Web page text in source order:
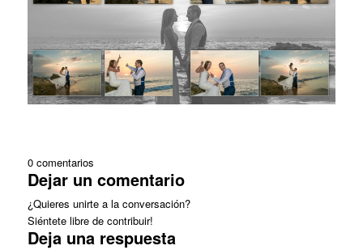
0 comentarios
Dejar un comentario
¿Quieres unirte a la conversación?
Siéntete libre de contribuir!
Deja una respuesta